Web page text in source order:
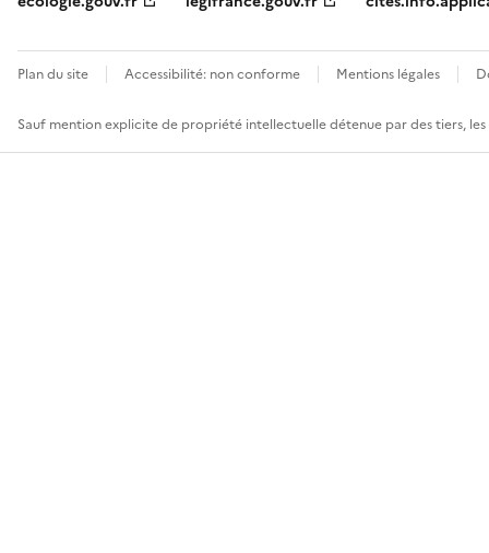
Plan du site Accessibilité: non conforme Mentions légales
Sauf mention explicite de propriété intellectuelle détenue par des tiers,